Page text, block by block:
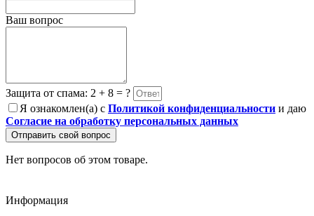
Ваш вопрос
Защита от спама: 2 + 8 = ?
Я ознакомлен(а) с Политикой конфиденциальности и даю
Согласие на обработку персональных данных
Отправить свой вопрос
Нет вопросов об этом товаре.
Информация